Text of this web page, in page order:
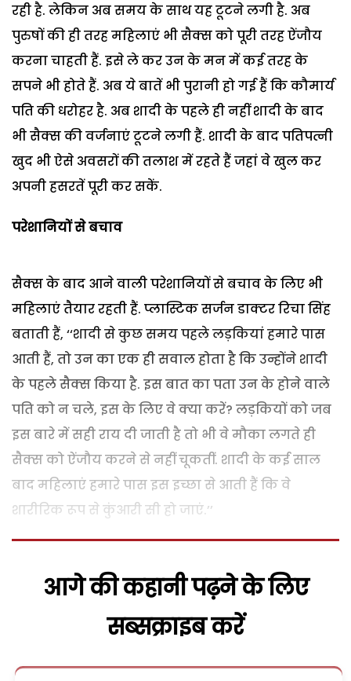
रही है. लेकिन अब समय के साथ यह टूटने लगी है. अब
पुरुषों की ही तरह महिलाएं भी सैक्स को पूरी तरह ऐंजौय
करना चाहती हैं. इसे ले कर उन के मन में कई तरह के
सपने भी होते हैं. अब ये बातें भी पुरानी हो गई हैं कि कौमार्य
पति की धरोहर है. अब शादी के पहले ही नहीं शादी के बाद
भी सैक्स की वर्जनाएं टूटने लगी हैं. शादी के बाद पतिपत्नी
खुद भी ऐसे अवसरों की तलाश में रहते हैं जहां वे खुल कर
अपनी हसरतें पूरी कर सकें.
परेशानियों से बचाव
सैक्स के बाद आने वाली परेशानियों से बचाव के लिए भी
महिलाएं तैयार रहती हैं. प्लास्टिक सर्जन डाक्टर रिचा सिंह
बताती हैं, ‘‘शादी से कुछ समय पहले लड़कियां हमारे पास
आती हैं, तो उन का एक ही सवाल होता है कि उन्होंने शादी
के पहले सैक्स किया है. इस बात का पता उन के होने वाले
पति को न चले, इस के लिए वे क्या करें? लड़कियों को जब
इस बारे में सही राय दी जाती है तो भी वे मौका लगते ही
सैक्स को ऐंजौय करने से नहीं चूकतीं. शादी के कई साल
बाद महिलाएं हमारे पास इस इच्छा से आती हैं कि वे
शारीरिक रूप से कुंआरी सी हो जाएं.’’
आगे की कहानी पढ़ने के लिए
सब्सक्राइब करें